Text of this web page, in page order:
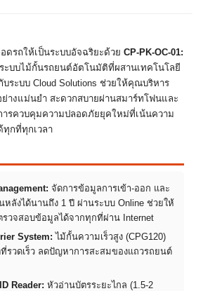
รถให้เป็นระบบอัจฉริยะด้วย CP-PK-OC-01:
ระบบไม้กั้นรถยนต์อัตโนมัติที่ผสานเทคโนโลยี
บระบบ Cloud Solutions ช่วยให้คุณบริหาร
ย่างแม่นยำ สะดวกสบายผ่านสมาร์ทโฟนและ
ารควบคุมความปลอดภัยยุคใหม่ที่เน้นความ
ทุกที่ทุกเวลา
จัดการข้อมูลการเข้า-ออก และ
หลังได้นานถึง 1 ปี ผ่านระบบ Online ช่วยให้
รวจสอบข้อมูลได้จากทุกที่ผ่าน Internet
System: ไม้กั้นความเร็วสูง (CPG120)
ที่รวดเร็ว ลดปัญหาการสะสมของแถวรถยนต์
Reader: หัวอ่านบัตรระยะไกล (1.5-2